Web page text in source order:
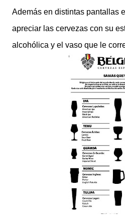
Además en distintas pantallas
apreciar las cervezas con su
alcohólica y el vaso que le